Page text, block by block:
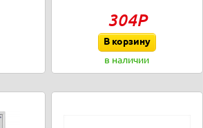
304Р
В корзину
в наличии